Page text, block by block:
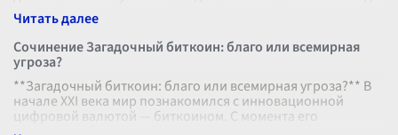
развитие хирургии и карди
Сочинение Загадочный биткоин: благо или всемирная
угроза?
**Загадочный биткоин: благо или всемирная угроза?** В
начале XXI века мир познакомился с инновационной
цифровой валютой — биткоином. С момента его